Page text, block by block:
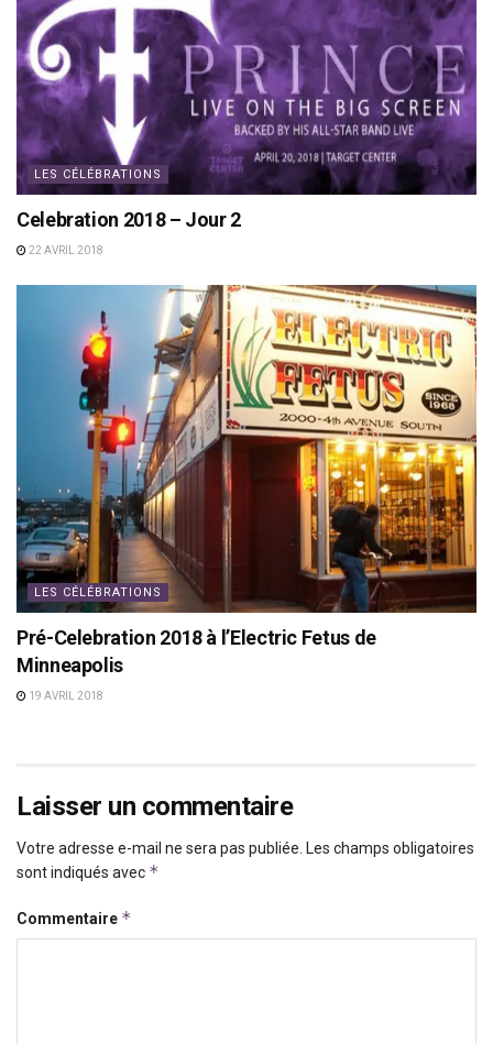
LES CÉLÉBRATIONS
Celebration 2018 – Jour 2
22 AVRIL 2018
LES CÉLÉBRATIONS
Pré-Celebration 2018 à l’Electric Fetus de
Minneapolis
19 AVRIL 2018
Laisser un commentaire
Votre adresse e-mail ne sera pas publiée. Les champs obligatoires
sont indiqués avec *
Commentaire *